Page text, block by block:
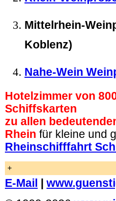
Mittelrhein-
Koblenz)
Nahe-Wein
Hotelzimmer von
Schiffskarten
zu allen
Rhein für kleine und
Rheinschifffahrt
+
E-Mail